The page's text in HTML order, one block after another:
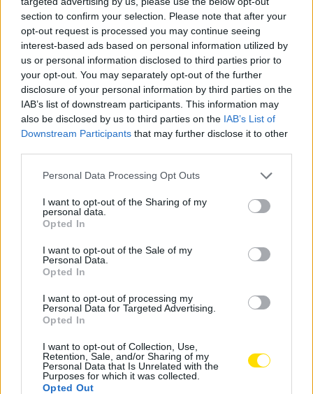
section to confirm your selection. Please note that after your
opt-out request is processed you may continue seeing
interest-based ads based on personal information utilized by
us or personal information disclosed to third parties prior to
your opt-out. You may separately opt-out of the further
disclosure of your personal information by third parties on the
IAB’s list of downstream participants. This information may
also be disclosed by us to third parties on the IAB’s List of
Downstream Participants that may further disclose it to other
Personal Data Processing Opt Outs
I want to opt-out of the Sharing of my
personal data.
Opted In
I want to opt-out of the Sale of my
Personal Data.
Opted In
I want to opt-out of processing my
Personal Data for Targeted Advertising.
Opted In
I want to opt-out of Collection, Use,
Retention, Sale, and/or Sharing of my
Personal Data that Is Unrelated with the
Purposes for which it was collected.
Opted Out
Será, segundo Luís Bessa, um evento sociocultural
para «viver, experimentar e partilhar arte e cultura».
É a primeira vez que o ART MIXING decorre fora da
cidade e que, desde a primeira hora, foi acolhido e
apoiado pela Câmara Municipal, Junta de Freguesia da
Vila de Ribeirão e outras entidades parceiras.